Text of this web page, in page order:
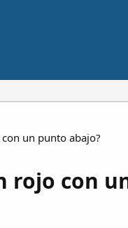
un punto abajo?
rojo con